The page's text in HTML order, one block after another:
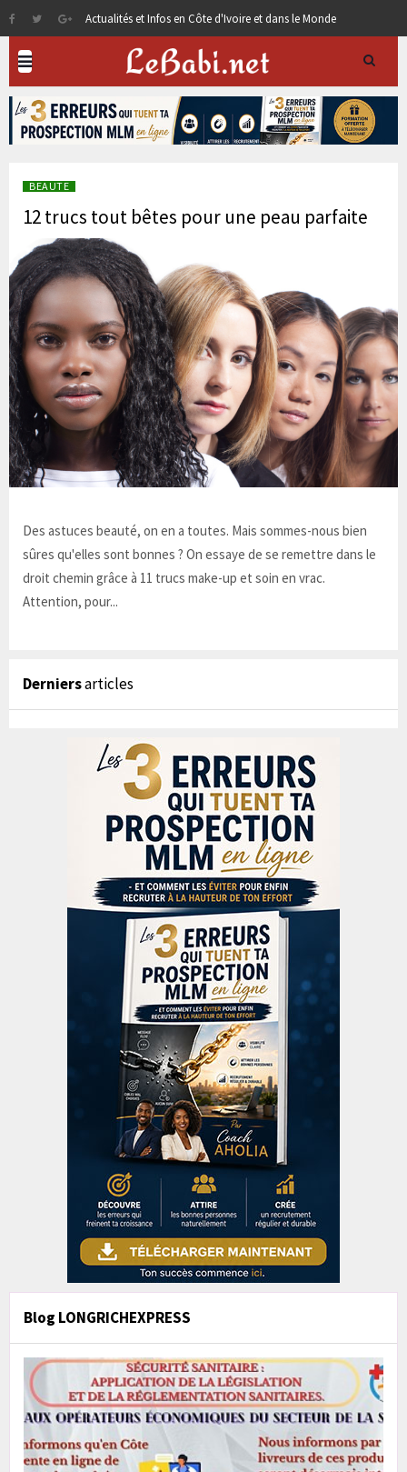
Actualités et Infos en Côte d'Ivoire et dans le Monde
BEAUTE
12 trucs tout bêtes pour une peau parfaite
Des astuces beauté, on en a toutes. Mais sommes-nous bien
sûres qu'elles sont bonnes ? On essaye de se remettre dans le
droit chemin grâce à 11 trucs make-up et soin en vrac.
Attention, pour...
Derniersarticles
Blog LONGRICHEXPRESS